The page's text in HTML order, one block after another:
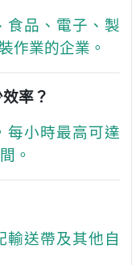
食品、電子、製
作業的企業。
率？
每小時最高可達
。
輸送帶及其他自